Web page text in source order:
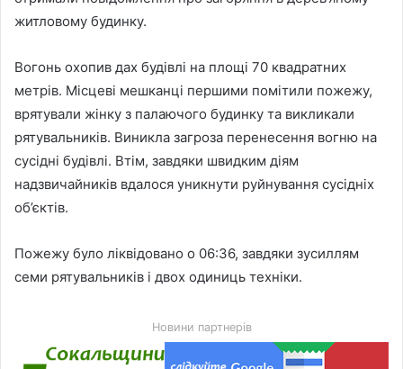
житловому будинку.
Вогонь охопив дах будівлі на площі 70 квадратних
метрів. Місцеві мешканці першими помітили пожежу,
врятували жінку з палаючого будинку та викликали
рятувальників. Виникла загроза перенесення вогню на
сусідні будівлі. Втім, завдяки швидким діям
надзвичайників вдалося уникнути руйнування сусідніх
об’єктів.
Пожежу було ліквідовано о 06:36, завдяки зусиллям
семи рятувальників і двох одиниць техніки.
Новини партнерів